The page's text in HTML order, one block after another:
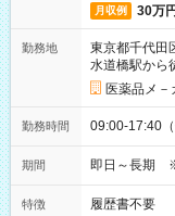
月収例 30万
勤務地
東京都千代田
水道橋駅から
医薬品メ－
勤務時間 09:00-17:40
期間 即日～長期
特徴 履歴書不要